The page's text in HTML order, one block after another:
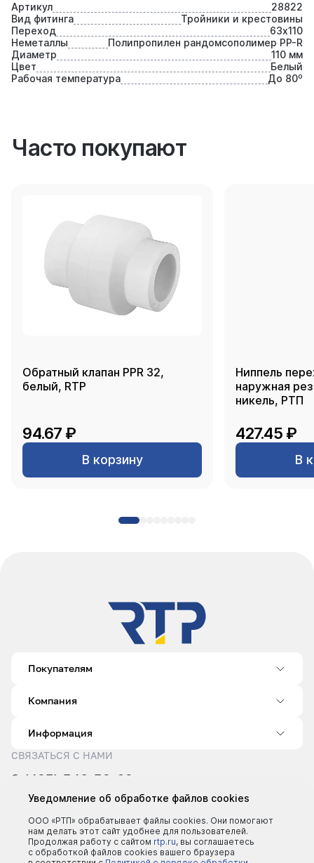
Артикул
28822
Вид фитинга
Тройники и крестовины
Переход
63х110
Неметаллы
Полипропилен рандомсополимер PP-R
Диаметр
110 мм
Цвет
Белый
Рабочая температура
До 80⁰
Часто покупают
Обратный клапан PPR 32,
белый, RTP
94.67 ₽
В корзину
Ниппель
наружная
никель, РТП
427.45 ₽
В
Покупателям
Компания
Информация
СВЯЗАТЬСЯ С НАМИ
8 (495) 540-52-62
sale@rtp.ru
Пн–Пт: 9:00–18:00
Уведомление об обработке файлов cookies
ООО «РТП» обрабатывает файлы cookies. Они помогают
нам делать этот сайт удобнее для пользователей.
Продолжая работу с сайтом rtp.ru, вы соглашаетесь
с обработкой файлов cookies вашего браузера